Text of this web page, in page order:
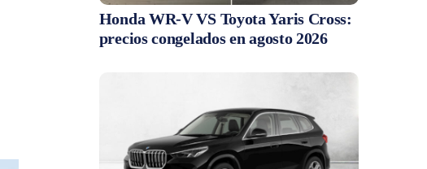
Honda WR-V VS Toyota Yaris Cross:
precios congelados en agosto 2026